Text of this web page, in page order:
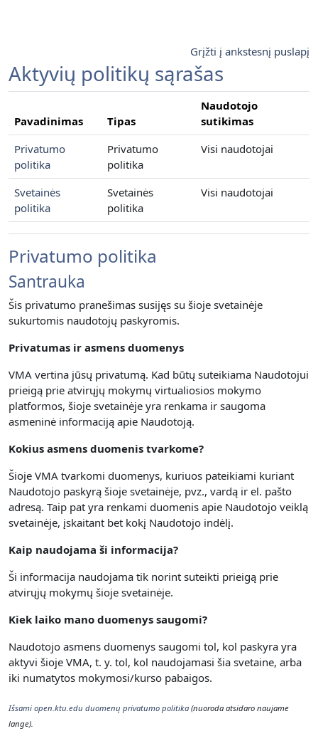
Grįžti į ankstesnį puslapį
Aktyvių politikų sąrašas
Pavadinimas Tipas
Naudotojo
sutikimas
Privatumo
politika
Privatumo
politika
Visi naudotojai
Svetainės
politika
Svetainės
politika
Visi naudotojai
Privatumo politika
Santrauka
Šis privatumo pranešimas susijęs su šioje svetainėje
sukurtomis naudotojų paskyromis.
Privatumas ir asmens duomenys
VMA vertina jūsų privatumą. Kad būtų suteikiama Naudotojui
prieigą prie atvirųjų mokymų virtualiosios mokymo
platformos, šioje svetainėje yra renkama ir saugoma
asmeninė informaciją apie Naudotoją.
Kokius asmens duomenis tvarkome?
Šioje VMA tvarkomi duomenys, kuriuos pateikiami kuriant
Naudotojo paskyrą šioje svetainėje, pvz., vardą ir el. pašto
adresą. Taip pat yra renkami duomenis apie Naudotojo veiklą
svetainėje, įskaitant bet kokį Naudotojo indėlį.
Kaip naudojama ši informacija?
Ši informacija naudojama tik norint suteikti prieigą prie
atvirųjų mokymų šioje svetainėje.
Kiek laiko mano duomenys saugomi?
Naudotojo asmens duomenys saugomi tol, kol paskyra yra
aktyvi šioje VMA, t. y. tol, kol naudojamasi šia svetaine, arba
iki numatytos mokymosi/kurso pabaigos.
Išsami open.ktu.edu duomenų privatumo politika (nuoroda atsidaro naujame
lange).